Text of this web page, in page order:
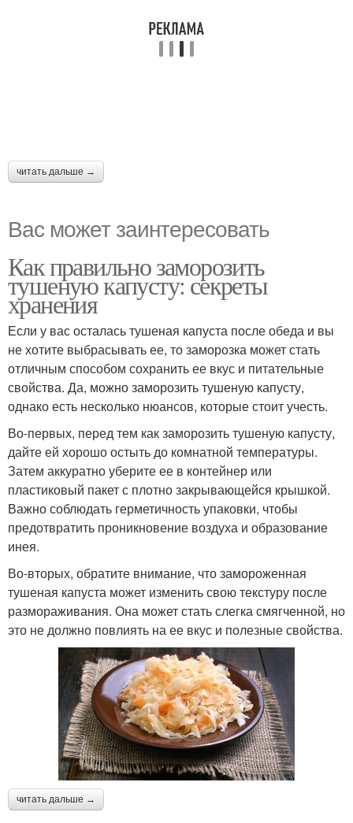
читать дальше →
Вас может заинтересовать
Как правильно заморозить
тушеную капусту: секреты
хранения
Если у вас осталась тушеная капуста после обеда и вы
не хотите выбрасывать ее, то заморозка может стать
отличным способом сохранить ее вкус и питательные
свойства. Да, можно заморозить тушеную капусту,
однако есть несколько нюансов, которые стоит учесть.
Во-первых, перед тем как заморозить тушеную капусту,
дайте ей хорошо остыть до комнатной температуры.
Затем аккуратно уберите ее в контейнер или
пластиковый пакет с плотно закрывающейся крышкой.
Важно соблюдать герметичность упаковки, чтобы
предотвратить проникновение воздуха и образование
инея.
Во-вторых, обратите внимание, что замороженная
тушеная капуста может изменить свою текстуру после
размораживания. Она может стать слегка смягченной, но
это не должно повлиять на ее вкус и полезные свойства.
читать дальше →